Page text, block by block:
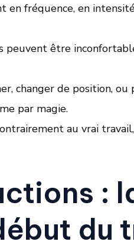
en fréquence, en
peuvent être
changer de position,
par magie.
au vrai
:
du